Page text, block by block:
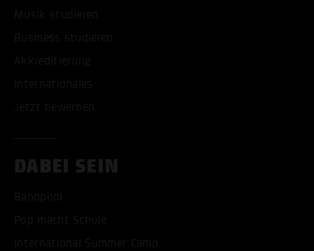
Musik studieren
Business studieren
Akkreditierung
Internationales
Jetzt bewerben
DABEI SEIN
Bandpool
Pop macht Schule
International Summer Camp